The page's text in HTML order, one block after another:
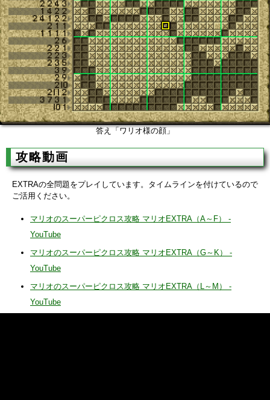
答え「ワリオ様の顔」
攻略動画
EXTRAの全問題をプレイしています。タイムラインを付けているので
ご活用ください。
マリオのスーパーピクロス攻略 マリオEXTRA（A～F） -
YouTube
マリオのスーパーピクロス攻略 マリオEXTRA（G～K） -
YouTube
マリオのスーパーピクロス攻略 マリオEXTRA（L～M） -
YouTube